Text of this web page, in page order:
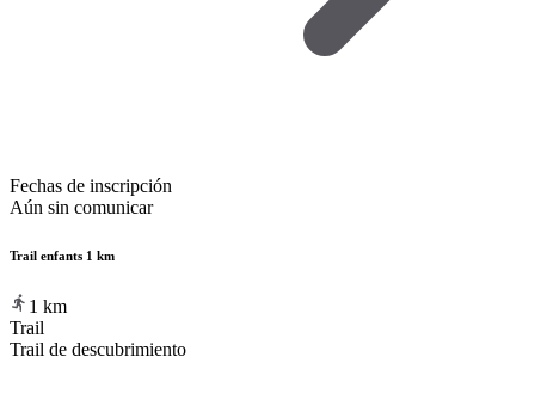
Fechas de inscripción
Aún sin comunicar
Trail enfants 1 km
1 km
Trail
Trail de descubrimiento